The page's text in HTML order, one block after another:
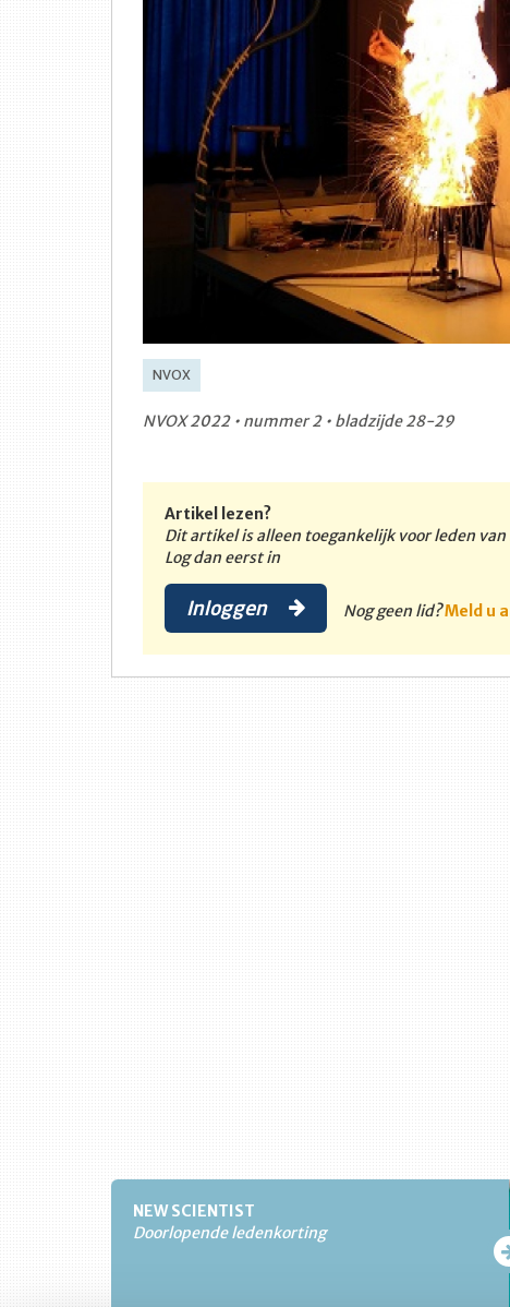
NVOX
NVOX 2022 • nummer 2 • bladzijde 28-29
Artikel lezen?
Dit artikel is alleen toegankelijk voor leden van
Log dan eerst in
Inloggen Nog geen lid?Meld u
NEW SCIENTIST
Doorlopende ledenkorting